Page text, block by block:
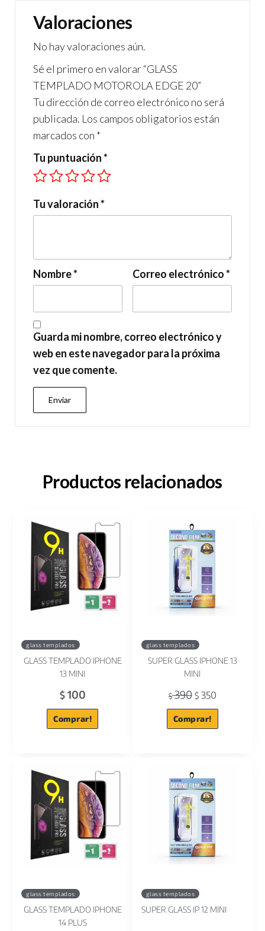
b
o
o
k
a
m
s
A
p
p
Valoraciones
No hay valoraciones aún.
Sé el primero en valorar “GLASS
TEMPLADO MOTOROLA EDGE 20”
Tu dirección de correo electrónico no será
publicada. Los campos obligatorios están
marcados con *
Tu puntuación*
Tu valoración*
Nombre* Correo electrónico*
Guarda mi nombre, correo electrónico y
web en este navegador para la próxima
vez que comente.
Productos relacionados
glass templados
GLASS TEMPLADO IPHONE
13 MINI
$100
Comprar!
glass templados
SUPER GLASS IPHONE 13
MINI
$390 $350
Comprar!
glass templados
GLASS TEMPLADO IPHONE
14 PLUS
glass templados
SUPER GLASS IP 12 MINI